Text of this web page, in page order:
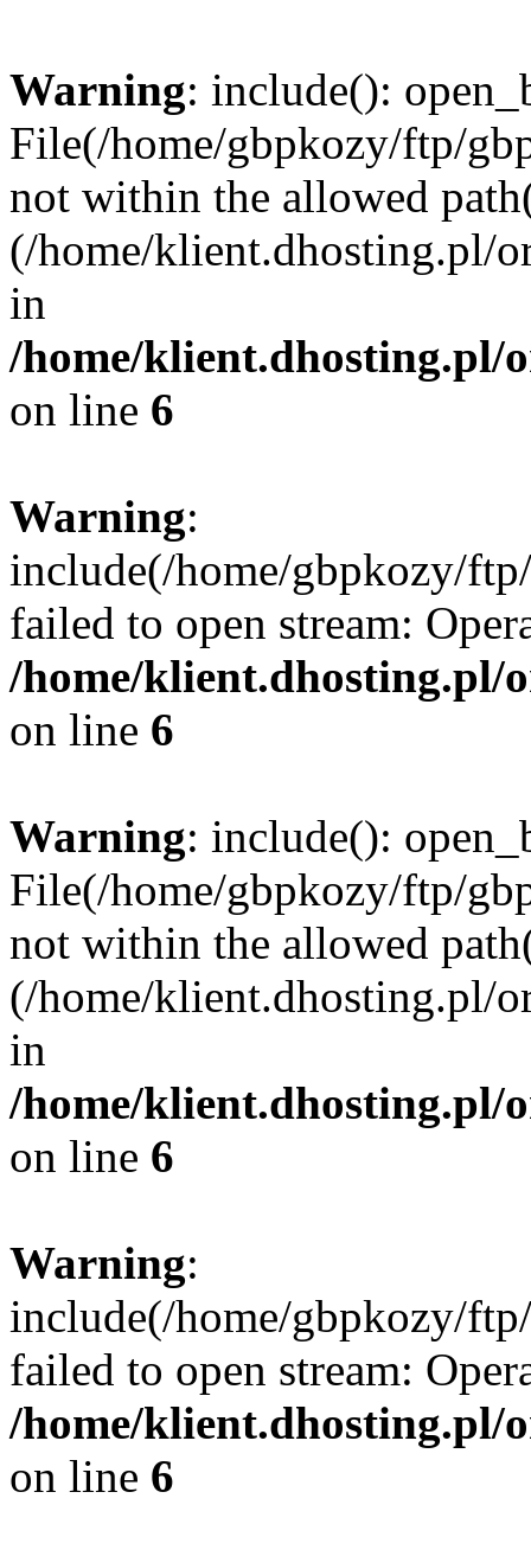
Warning: include():
File(/home/gbpkozy/ftp/
not within the allowed
(/home/klient.dhosting.pl/
in
/home/
on line 6
Warning:
include(/home/gbpkozy/
failed to open stream:
/home/
on line 6
Warning: include():
File(/home/gbpkozy/ftp/
not within the allowed
(/home/klient.dhosting.pl/
in
/home/
on line 6
Warning:
include(/home/gbpkozy/
failed to open stream:
/home/
on line 6